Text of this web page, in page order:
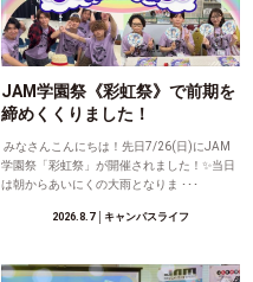
JAM学園祭《彩虹祭》で前期を
締めくくりました！
みなさんこんにちは！先日7/26(日)にJAM
学園祭「彩虹祭」が開催されました！✨当日
は朝からあいにくの大雨となりま ･･･
2026.8.7│キャンパスライフ